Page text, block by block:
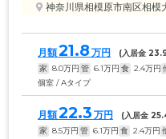
神奈川県相模原市南区相模
月額21.8 万円 (入居金
家 8.0万円 管 6.1万円 食 2.4万円
個室 / Aタイプ
月額22.3 万円 (入居金
家 8.5万円 管 6.1万円 食 2.4万円